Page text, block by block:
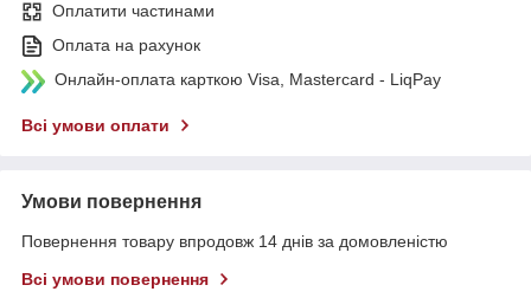
Оплатити частинами
Оплата на рахунок
Онлайн-оплата карткою Visa, Mastercard - LiqPay
Всі умови оплати
Умови повернення
Повернення товару впродовж 14 днів за домовленістю
Всі умови повернення